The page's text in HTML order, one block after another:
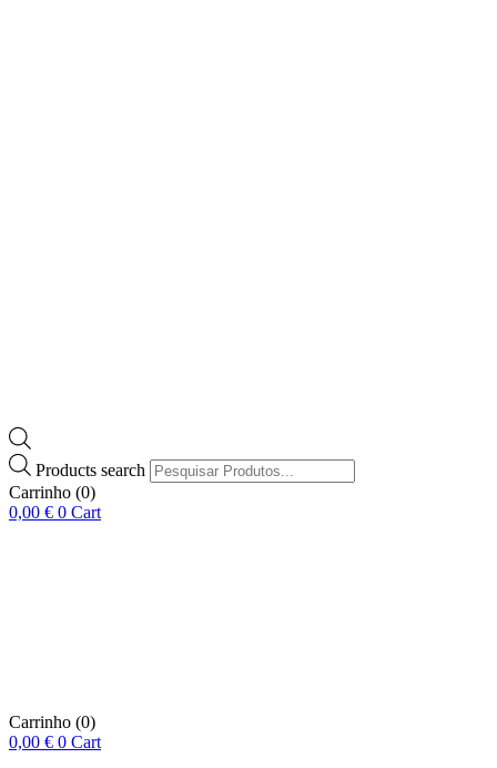
Products search
Carrinho (0)
0,00 € 0 Cart
Carrinho (0)
0,00 € 0 Cart